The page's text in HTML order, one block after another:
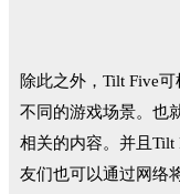
除此之外，Tilt Five
不同的游戏场景。也
相关的内容。并且Tilt
友们也可以通过网络